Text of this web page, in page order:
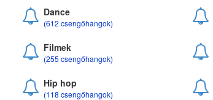
Dance
(612 csengőhangok)
Filmek
(255 csengőhangok)
Hip hop
(118 csengőhangok)